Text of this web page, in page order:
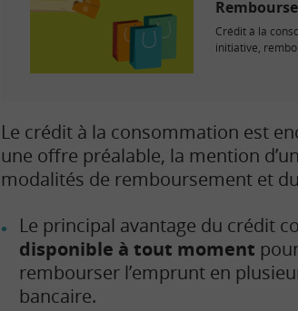
Crédit à la
initiative,
Le crédit à la consommation est
une offre préalable, la mention
modalités de remboursement et
Le principal avantage du crédit
disponible à tout moment
rembourser l’emprunt en
bancaire.